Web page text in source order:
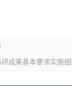
成果基本要求实施